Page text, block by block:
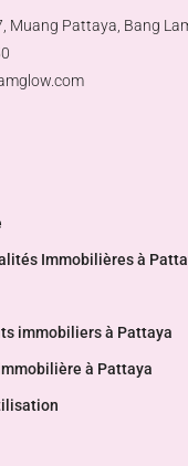
Muang Pattaya, Bang
Immobilières à
immobiliers à Pattaya
à Pattaya